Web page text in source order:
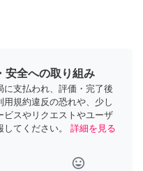
安全への取り組み
に支払われ、評価・完了後
用規約違反の恐れや、少し
ビスやリクエストやユーザ
てください。
詳細を見る
tag_faces